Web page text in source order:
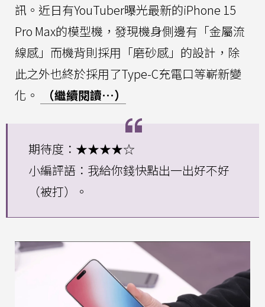
訊。近日有YouTuber曝光最新的iPhone 15
Pro Max的模型機，發現機身側邊有「金屬流
線感」而機背則採用「磨砂感」的設計，除
此之外也終於採用了Type-C充電口等嶄新變
化。
（繼續閱讀…）
期待度：★★★★☆
小編評語：我給你錢快點出一出好不好
（被打）。